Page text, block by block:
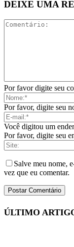
DEIXE UMA
Por favor digite seu
Por favor, digite seu
Você digitou um
Por favor, digite seu
Salve meu nome,
vez que eu comentar.
ÚLTIMO